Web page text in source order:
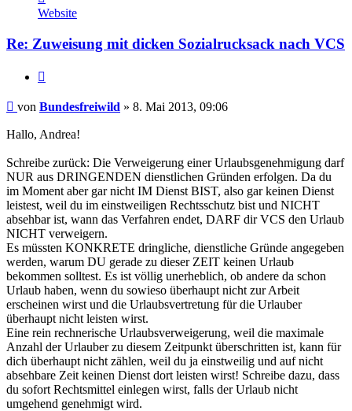
von
Bundesfreiwild
Website
Re: Zuweisung mit dicken Sozialrucksack nach VCS
Beitrag
von Bundesfreiwild » 8. Mai 2013, 09:06
Hallo, Andrea!
Schreibe zurück: Die Verweigerung einer Urlaubsgenehmigung darf
NUR aus DRINGENDEN dienstlichen Gründen erfolgen. Da du
im Moment aber gar nicht IM Dienst BIST, also gar keinen Dienst
leistest, weil du im einstweiligen Rechtsschutz bist und NICHT
absehbar ist, wann das Verfahren endet, DARF dir VCS den Urlaub
NICHT verweigern.
Es müssten KONKRETE dringliche, dienstliche Gründe angegeben
werden, warum DU gerade zu dieser ZEIT keinen Urlaub
bekommen solltest. Es ist völlig unerheblich, ob andere da schon
Urlaub haben, wenn du sowieso überhaupt nicht zur Arbeit
erscheinen wirst und die Urlaubsvertretung für die Urlauber
überhaupt nicht leisten wirst.
Eine rein rechnerische Urlaubsverweigerung, weil die maximale
Anzahl der Urlauber zu diesem Zeitpunkt überschritten ist, kann für
dich überhaupt nicht zählen, weil du ja einstweilig und auf nicht
absehbare Zeit keinen Dienst dort leisten wirst! Schreibe dazu, dass
du sofort Rechtsmittel einlegen wirst, falls der Urlaub nicht
umgehend genehmigt wird.